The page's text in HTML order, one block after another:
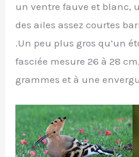
un ventre fauve et blanc,
des ailes assez courtes
.Un peu plus gros qu’un
fasciée mesure 26 à 28
grammes et à une